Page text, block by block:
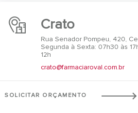
Crato
Rua Senador Pompeu, 420,
Segunda à Sexta: 07h30 às
12h
crato@farmaciaroval.com.br
SOLICITAR ORÇAMENTO